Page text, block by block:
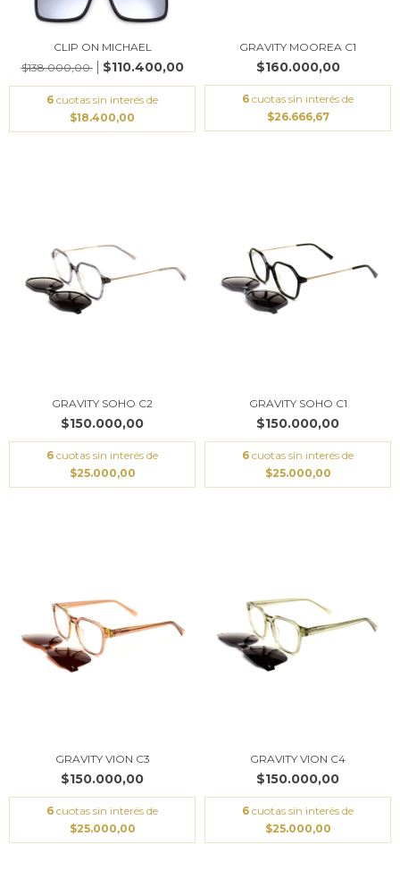
CLIP ON MICHAEL
$138.000,00
$110.400,00
6 cuotas sin interés de
$18.400,00
GRAVITY MOOREA C1
$160.000,00
6 cuotas sin interés de
$26.666,67
GRAVITY SOHO C2
$150.000,00
6 cuotas sin interés de
$25.000,00
GRAVITY SOHO C1
$150.000,00
6 cuotas sin interés de
$25.000,00
GRAVITY VION C3
$150.000,00
6 cuotas sin interés de
$25.000,00
GRAVITY VION C4
$150.000,00
6 cuotas sin interés de
$25.000,00